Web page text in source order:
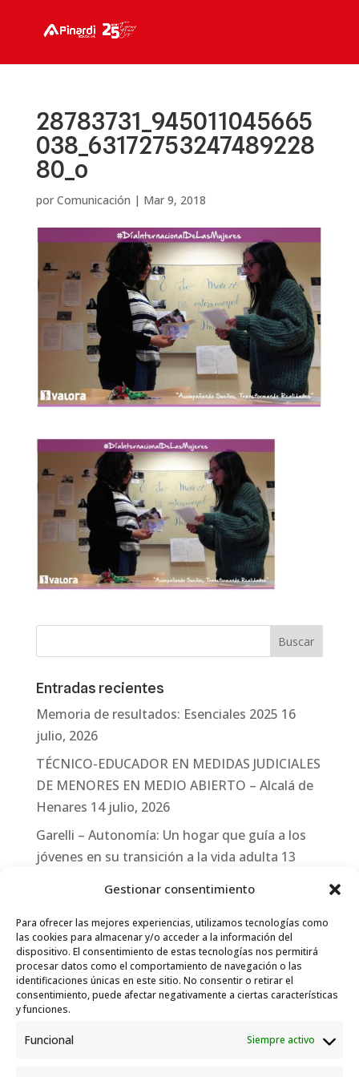
Gestionar consentimiento
Para ofrecer las mejores experiencias, utilizamos tecnologías como
las cookies para almacenar y/o acceder a la información del
dispositivo. El consentimiento de estas tecnologías nos permitirá
procesar datos como el comportamiento de navegación o las
identificaciones únicas en este sitio. No consentir o retirar el
consentimiento, puede afectar negativamente a ciertas características
y funciones.
Funcional Siempre activo
28783731_945011045665
038_63172753247489228
80_o
por Comunicación | Mar 9, 2018
Entradas recientes
Memoria de resultados: Esenciales 2025 16
julio, 2026
TÉCNICO-EDUCADOR EN MEDIDAS JUDICIALES
DE MENORES EN MEDIO ABIERTO – Alcalá de
Henares 14 julio, 2026
Garelli – Autonomía: Un hogar que guía a los
jóvenes en su transición a la vida adulta 13
Garelli-Refugio: Acciones de empleo en el
marco del Sistema de Acogida de Protección
Internacional 10 julio, 2026